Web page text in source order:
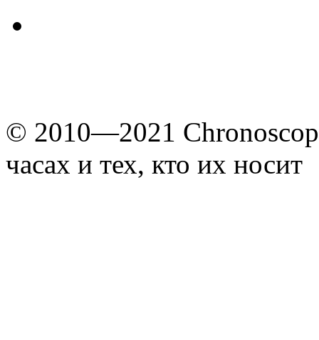
© 2010—2021
часах и тех, кто их носит